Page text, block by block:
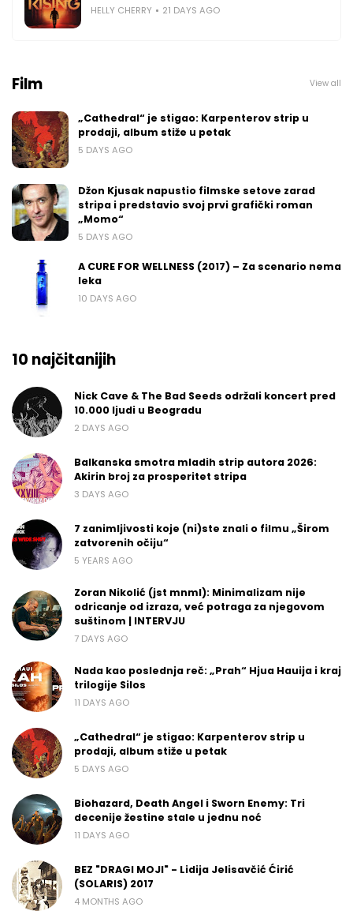
HELLY CHERRY 21 DAYS AGO
Film View all
„Cathedral“ je stigao: Karpenterov strip u
prodaji, album stiže u petak
5 DAYS AGO
Džon Kjusak napustio filmske setove zarad
stripa i predstavio svoj prvi grafički roman
„Momo“
5 DAYS AGO
A CURE FOR WELLNESS (2017) – Za scenario nema
leka
10 DAYS AGO
10 najčitanijih
Nick Cave & The Bad Seeds održali koncert pred
10.000 ljudi u Beogradu
2 DAYS AGO
Balkanska smotra mladih strip autora 2026:
Akirin broj za prosperitet stripa
3 DAYS AGO
7 zanimljivosti koje (ni)ste znali o filmu „Širom
zatvorenih očiju“
5 YEARS AGO
Zoran Nikolić (jst mnml): Minimalizam nije
odricanje od izraza, već potraga za njegovom
suštinom | INTERVJU
7 DAYS AGO
Nada kao poslednja reč: „Prah“ Hjua Hauija i kraj
trilogije Silos
11 DAYS AGO
„Cathedral“ je stigao: Karpenterov strip u
prodaji, album stiže u petak
5 DAYS AGO
Biohazard, Death Angel i Sworn Enemy: Tri
decenije žestine stale u jednu noć
11 DAYS AGO
BEZ "DRAGI MOJI" - Lidija Jelisavčić Ćirić
(SOLARIS) 2017
4 MONTHS AGO